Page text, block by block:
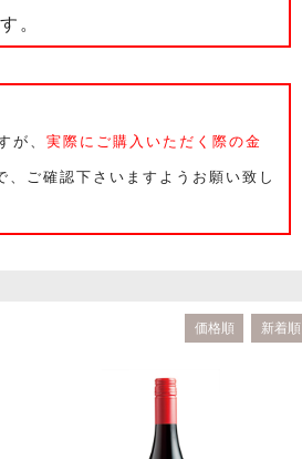
。
が、 実際にご購入いただく際の金
ご確認下さいますようお願い致し
価格順 新着順